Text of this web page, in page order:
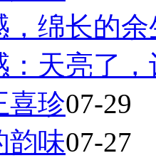
，绵长的余
：天亮了
喜珍07-29
韵味07-27